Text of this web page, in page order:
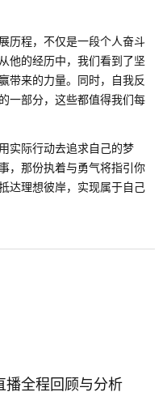
历程，不仅是一段个人奋斗
他的经历中，我们看到了坚
带来的力量。同时，自我反
一部分，这些都值得我们每
实际行动去追求自己的梦
，那份执着与勇气将指引你
达理想彼岸，实现属于自己
播全程回顾与分析